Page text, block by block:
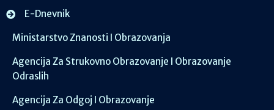
E-Dnevnik
Ministarstvo Znanosti I Obrazovanja
Agencija Za Strukovno Obrazovanje I Obrazovanje
Odraslih
Agencija Za Odgoj I Obrazovanje